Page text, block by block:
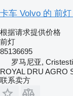
卡车 Volvo 的 前
根据请求提供价格
前灯
85136695
罗马尼亚, Cristesti
ROYAL DRU AGRO
联系卖方